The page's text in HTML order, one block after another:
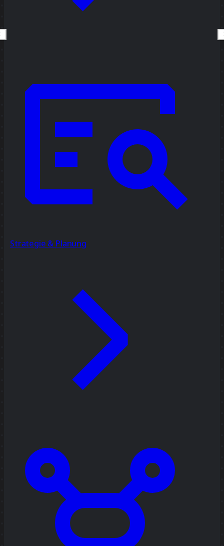
Strategie & Planung